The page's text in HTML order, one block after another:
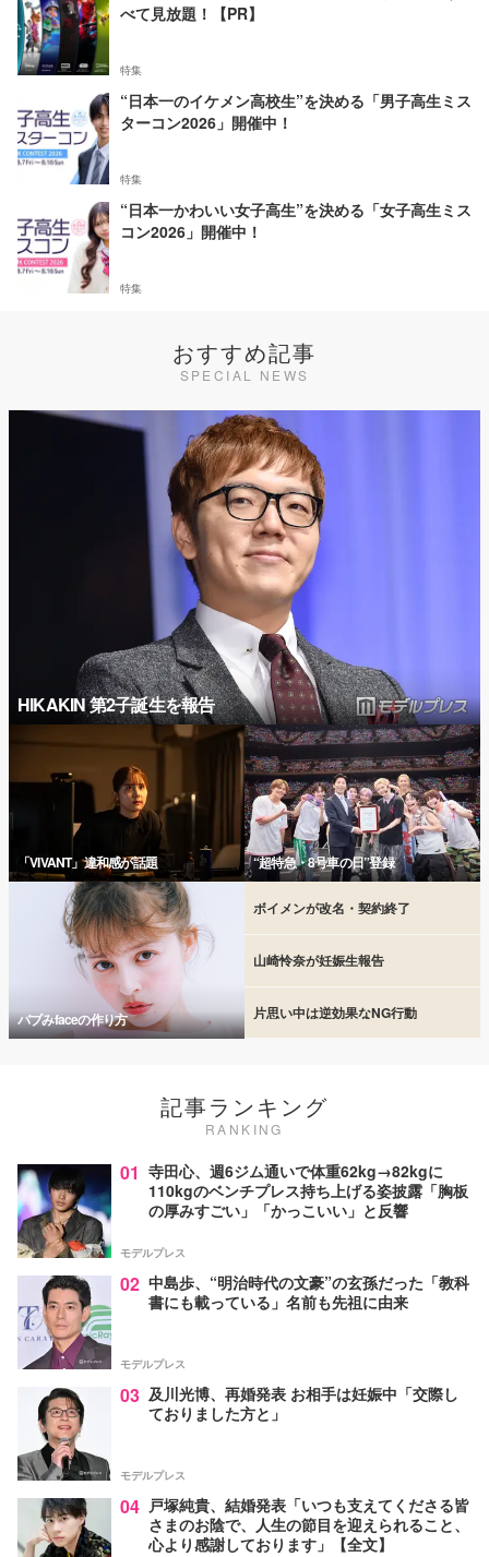
べて見放題！【PR】
特集
“日本一のイケメン高校生”を決める「男子高生ミス
ターコン2026」開催中！
特集
“日本一かわいい女子高生”を決める「女子高生ミス
コン2026」開催中！
特集
おすすめ記事
SPECIAL NEWS
HIKAKIN 第2子誕生を報告
「VIVANT」違和感が話題 “超特急・8号車の日”登録
バブみfaceの作り方
ボイメンが改名・契約終了
山崎怜奈が妊娠生報告
片思い中は逆効果なNG行動
記事ランキング
RANKING
01 寺田心、週6ジム通いで体重62kg→82kgに
110kgのベンチプレス持ち上げる姿披露「胸板
の厚みすごい」「かっこいい」と反響
モデルプレス
02 中島歩、“明治時代の文豪”の玄孫だった「教科
書にも載っている」名前も先祖に由来
モデルプレス
03 及川光博、再婚発表 お相手は妊娠中「交際し
ておりました方と」
モデルプレス
04 戸塚純貴、結婚発表「いつも支えてくださる皆
さまのお陰で、人生の節目を迎えられること、
心より感謝しております」【全文】